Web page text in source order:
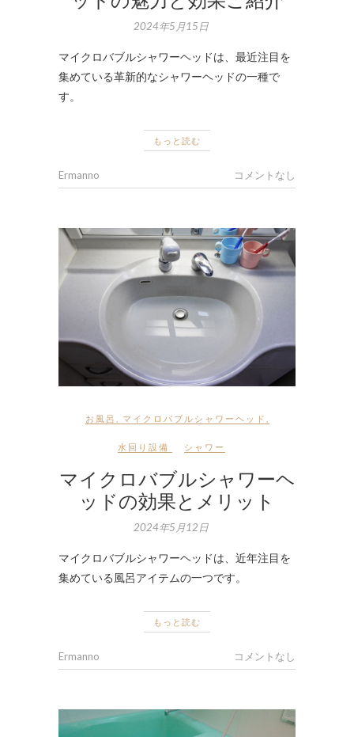
2024年5月15日
マイクロバブルシャワーヘッドは、最近注目を
集めている革新的なシャワーヘッドの一種で
す。
もっと読む
Ermanno コメントなし
お風呂 マイクロバブルシャワーヘッド
水回り設備 シャワー
マイクロバブルシャワーヘ
ッドの効果とメリット
2024年5月12日
マイクロバブルシャワーヘッドは、近年注目を
集めている風呂アイテムの一つです。
もっと読む
Ermanno コメントなし